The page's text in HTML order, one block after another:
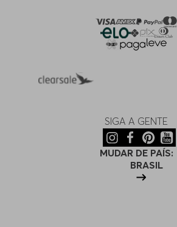
SIGA A GENTE
MUDAR DE PAÍS:
BRASIL